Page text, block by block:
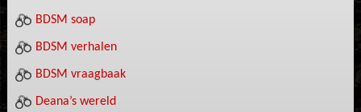
BDSM soap
BDSM verhalen
BDSM vraagbaak
Deana’s wereld